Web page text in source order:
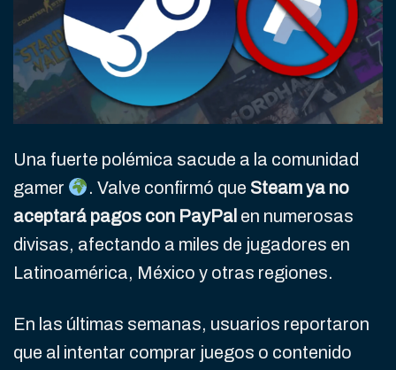
Una fuerte polémica sacude a la comunidad
gamer
. Valve confirmó que Steam ya no
aceptará pagos con PayPal en numerosas
divisas, afectando a miles de jugadores en
Latinoamérica, México y otras regiones.
En las últimas semanas, usuarios reportaron
que al intentar comprar juegos o contenido